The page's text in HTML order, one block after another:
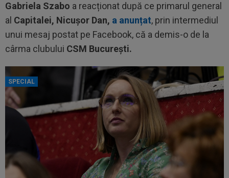
Gabriela Szabo a reacționat după ce primarul general
al Capitalei, Nicușor Dan, a anunțat, prin intermediul
unui mesaj postat pe Facebook, că a demis-o de la
cârma clubului CSM București.
SPECIAL